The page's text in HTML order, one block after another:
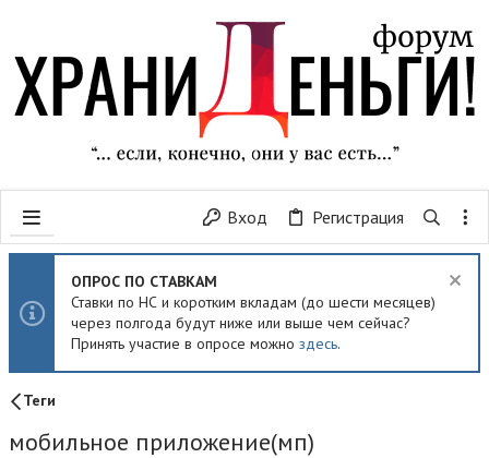
Вход Регистрация
ОПРОС ПО СТАВКАМ
Ставки по НС и коротким вкладам (до шести месяцев)
через полгода будут ниже или выше чем сейчас?
Принять участие в опросе можно здесь.
Теги
мобильное приложение(мп)